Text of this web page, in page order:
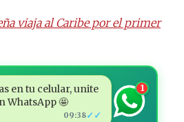
viaja al Caribe por el primer
en tu celular, unite
WhatsApp 🤩
09:38✓✓
1